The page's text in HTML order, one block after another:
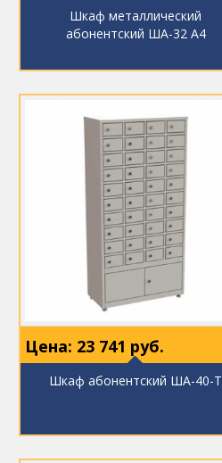
Шкаф металлический
абонентский ША-32 А4
Цена: 23 741 руб.
Шкаф абонентский ША-40-Т